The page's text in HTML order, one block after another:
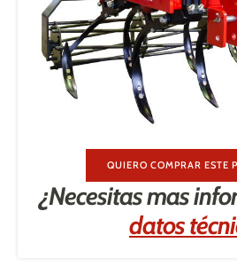
QUIERO COMPRAR ESTE
¿Necesitas mas
datos